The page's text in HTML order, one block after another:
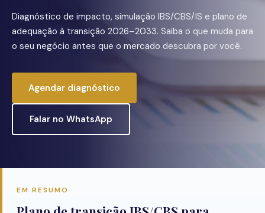
Diagnóstico de impacto, simulação IBS/CBS/IS e plano de
adequação à transição 2026–2033. Saiba o que muda para
o seu negócio antes que o mercado descubra por você.
Agendar diagnóstico
Falar no WhatsApp
EM RESUMO